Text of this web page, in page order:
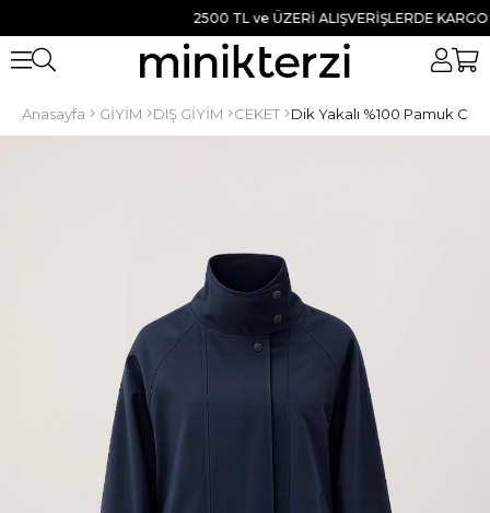
2500 TL ve ÜZERİ ALIŞVERİŞLERDE KARGO
Anasayfa GİYİM DIŞ GİYİM CEKET Dik Yakalı %100 Pamuk